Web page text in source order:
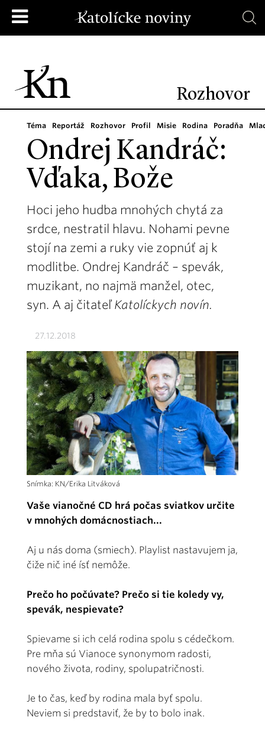
Rozhovor
Téma Reportáž Rozhovor Profil Misie Rodina Poradňa
Ondrej Kandráč:
Vďaka, Bože
Hoci jeho hudba mnohých chytá za
srdce, nestratil hlavu. Nohami pevne
stojí na zemi a ruky vie zopnúť aj k
modlitbe. Ondrej Kandráč – spevák,
muzikant, no najmä manžel, otec,
syn. A aj čitateľ Katolíckych novín.
27.12.2018
Snímka: KN/Erika Litváková
Vaše vianočné CD hrá počas sviatkov určite
v mnohých domácnostiach...
Aj u nás doma (smiech). Playlist nastavujem ja,
čiže nič iné ísť nemôže.
Prečo ho počúvate? Prečo si tie koledy vy,
spevák, nespievate?
Spievame si ich celá rodina spolu s cédečkom.
Pre mňa sú Vianoce synonymom radosti,
nového života, rodiny, spolupatričnosti.
Je to čas, keď by rodina mala byť spolu.
Neviem si predstaviť, že by to bolo inak.